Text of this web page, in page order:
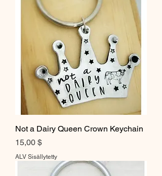
Not a Dairy Queen Crown Keychain
Hinta
15,00 $
ALV Sisällytetty